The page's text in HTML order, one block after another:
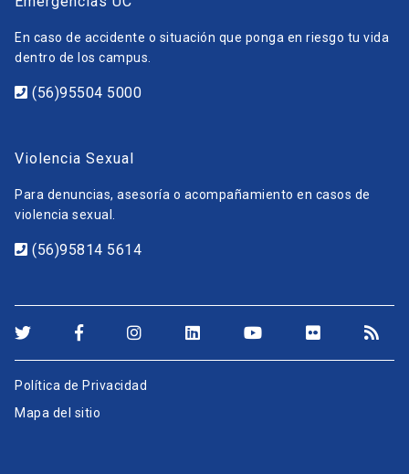
En caso de accidente o situación que ponga en riesgo tu vida
dentro de los campus.
(56)95504 5000
Violencia Sexual
Para denuncias, asesoría o acompañamiento en casos de
violencia sexual.
(56)95814 5614
Política de Privacidad
Mapa del sitio